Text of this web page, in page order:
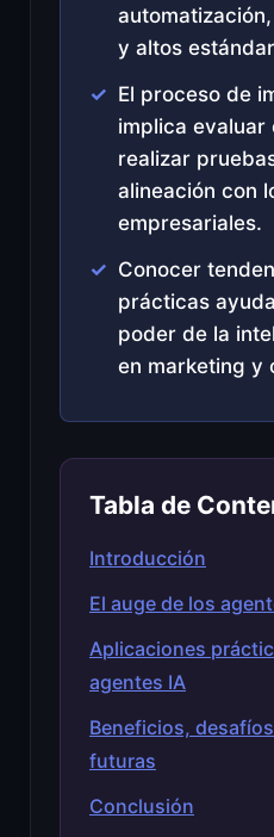
y altos
El proceso de
implica
realizar
alineación con
empresariales.
Conocer
prácticas
poder de la
en marketing y
Tabla de
Introducción
El auge de los
Aplicaciones
agentes IA
Beneficios,
futuras
Conclusión